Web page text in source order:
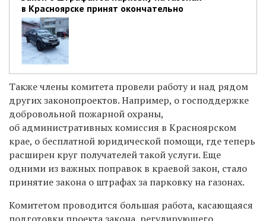
в Красноярске принят окончательно
Также члены комитета провели работу и над рядом
других законопроектов. Например, о господдержке
добровольной пожарной охраны,
об административных комиссия в Красноярском
крае, о бесплатной юридической помощи, где теперь
расширен круг получателей такой услуги. Еще
одними из важных поправок в краевой закон, стало
принятие закона о штрафах за парковку на газонах.
Комитетом проводится большая работа, касающаяся